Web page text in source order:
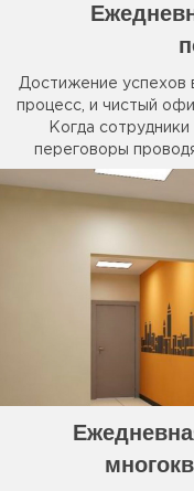
Достижение успехов
процесс, и чистый
Когда
переговоры
прибранных
сияющий чистотой